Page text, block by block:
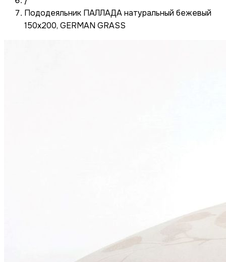
Пододеяльник ПАЛЛАДА натуральный бежевый
150x200, GERMAN GRASS